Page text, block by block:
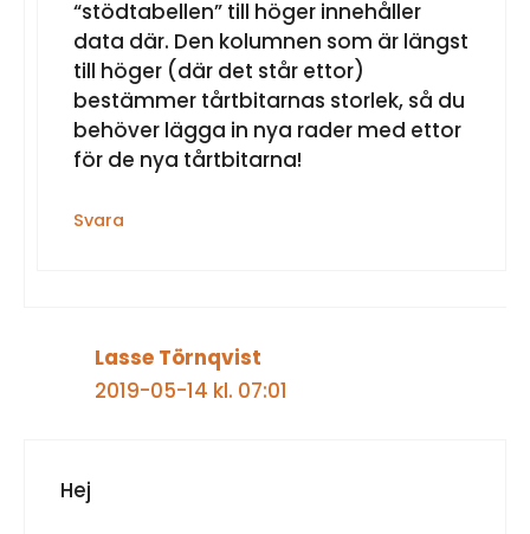
“stödtabellen” till höger innehåller
data där. Den kolumnen som är längst
till höger (där det står ettor)
bestämmer tårtbitarnas storlek, så du
behöver lägga in nya rader med ettor
för de nya tårtbitarna!
Svara
Lasse Törnqvist
2019-05-14 kl. 07:01
Hej